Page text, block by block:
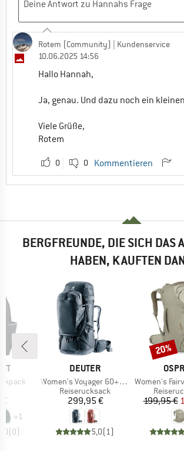
Rotem (Community)
| Kundenservice
10.06.2025 14:56
Hallo Hannah,
Ja, genau. Und dazu noch ein
Viele Grüße,
Rotem
0 0 Kommentieren
BERGFREUNDE, DIE SICH DAS
HABEN, KAUFTEN
+1
(0)
MARKE
DEUTER
Artikel
Women's Voyager 60+10 SL
Produktgruppe
Reiserucksack
Preis
299,95 €
5,0(1)
Artikel
Women's Fairview 40
199,95 €
Rabatt
20%